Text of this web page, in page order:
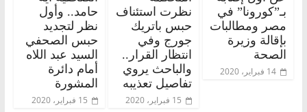
بـ”كورونا” في
مصر ومطالبات
بإقالة وزيرة
الصحة
14 فبراير، 2020
نظرت استئناف
حبس باتريك
جورج وفي
انتظار القرار..
والباحث يروي
تفاصيل تعذيبه
15 فبراير، 2020
حامد.. وأول
نظر لتجديد
حبس الصحفي
السيد عبد اللاه
أمام دائرة
المشورة
15 فبراير، 2020